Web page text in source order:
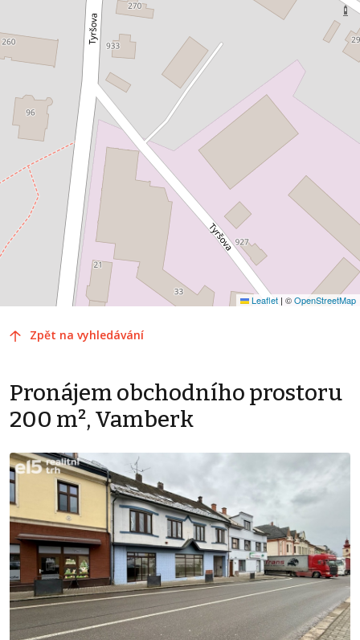
Leaflet | ©OpenStreetMap
Zpět na vyhledávání
Pronájem obchodního prostoru
200 m², Vamberk